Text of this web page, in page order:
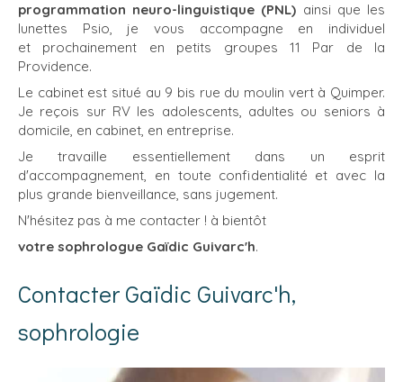
programmation neuro-linguistique (PNL) ainsi que les
lunettes Psio, je vous accompagne en individuel
et prochainement en petits groupes 11 Par de la
Providence.
Le cabinet est situé au 9 bis rue du moulin vert à Quimper.
Je reçois sur RV les adolescents, adultes ou seniors à
domicile, en cabinet, en entreprise.
Je travaille essentiellement dans un esprit
d'accompagnement, en toute confidentialité et avec la
plus grande bienveillance, sans jugement.
N'hésitez pas à me contacter ! à bientôt
votre sophrologue Gaïdic Guivarc'h.
Contacter Gaïdic Guivarc'h,
sophrologie